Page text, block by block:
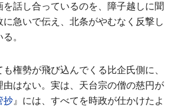
話し合っているのを、障子越しに聞
急いで伝え、北条がやむなく反撃し
。
権勢が飛び込んでくる比企氏側に、
由はない。実は、天台宗の僧の慈円が
抄 』には、すべてを時政が仕かけたよ